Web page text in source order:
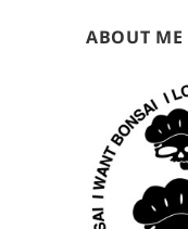
ABOUT ME